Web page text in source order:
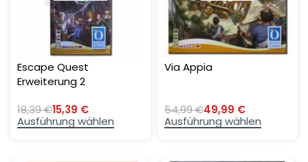
Escape Quest
Erweiterung 2
18,39€15,39 €
Ausführung wählen
Via Appia
54,99€49,99 €
Ausführung wählen